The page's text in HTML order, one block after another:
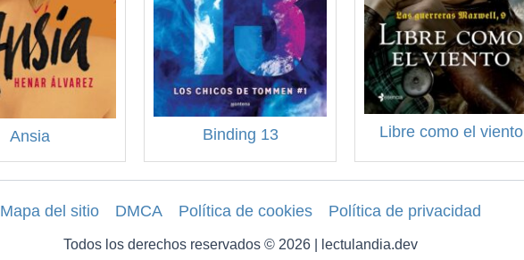
Ansia Binding 13 Libre como el viento
Mapa del sitio DMCA Política de cookies Política de privacidad
Todos los derechos reservados © 2026 | lectulandia.dev